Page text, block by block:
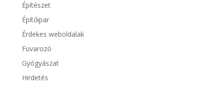
Építészet
Építőipar
Érdekes weboldalak
Fuvarozó
Gyógyászat
Hirdetés